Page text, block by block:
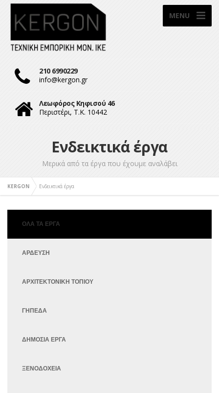
MENU
210 6990229
info@kergon.gr
Λεωφόρος Κηφισού 46
Περιστέρι, Τ.Κ. 10442
Ενδεικτικά έργα
Mερικά από τα έργα που έχουμε αναλάβει
KERGON Ενδεικτικά έργα
ΌΛΑ ΤΑ ΈΡΓΑ
ΑΡΔΕΥΣΗ
ΑΡΧΙΤΕΚΤΟΝΙΚΗ ΤΟΠΙΟΥ
ΓΗΠΕΔΑ
ΔΗΜΟΣΙΑ ΕΡΓΑ
ΞΕΝΟΔΟΧΕΙΑ